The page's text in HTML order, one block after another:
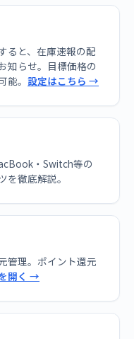
ると、在庫速報の配
知らせ。目標価格の
。 設定はこちら →
・Switch等の
を徹底解説。
管理。ポイント還元
開く →